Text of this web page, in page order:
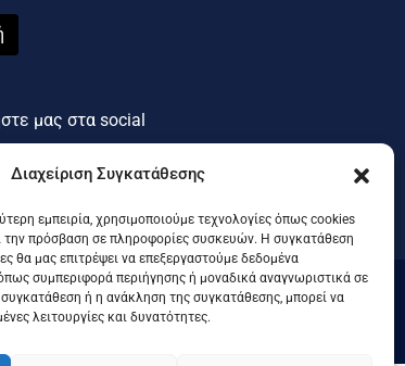
Διαχείριση Συγκατάθεσης
εμπειρία, χρησιμοποιούμε τεχνολογίες όπως cookies
την πρόσβαση σε πληροφορίες συσκευών. Η συγκατάθεση
θα μας επιτρέψει να επεξεργαστούμε δεδομένα
συμπεριφορά περιήγησης ή μοναδικά αναγνωριστικά σε
ή η ανάκληση της συγκατάθεσης, μπορεί να
λειτουργίες και δυνατότητες.
μας στα social